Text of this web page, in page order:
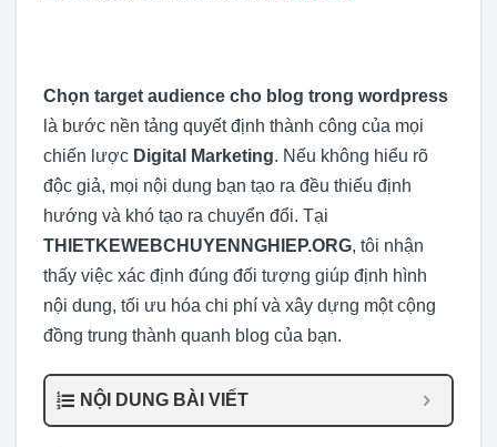
Chọn target audience cho blog trong wordpress
là bước nền tảng quyết định thành công của mọi
chiến lược Digital Marketing. Nếu không hiểu rõ
độc giả, mọi nội dung bạn tạo ra đều thiếu định
hướng và khó tạo ra chuyển đổi. Tại
THIETKEWEBCHUYENNGHIEP.ORG, tôi nhận
thấy việc xác định đúng đối tượng giúp định hình
nội dung, tối ưu hóa chi phí và xây dựng một cộng
đồng trung thành quanh blog của bạn.
NỘI DUNG BÀI VIẾT